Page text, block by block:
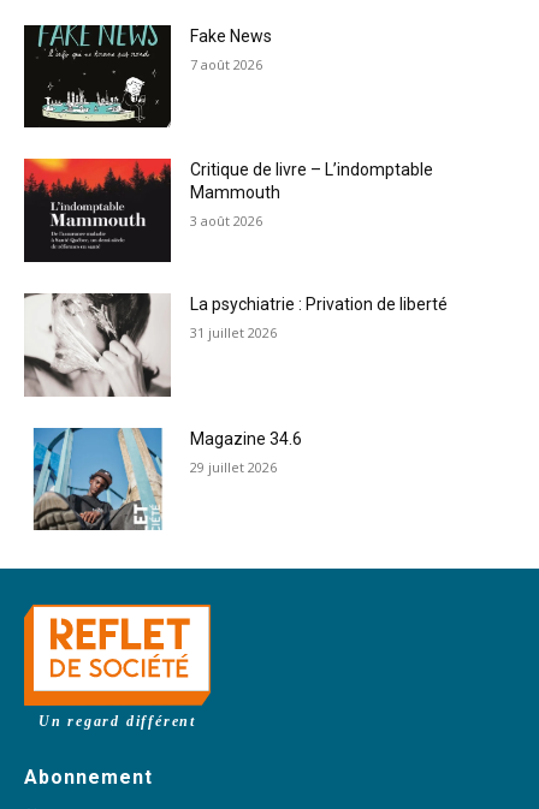
Fake News
7 août 2026
Critique de livre – L’indomptable
Mammouth
3 août 2026
La psychiatrie : Privation de liberté
31 juillet 2026
Magazine 34.6
29 juillet 2026
Un regard différent
Abonnement